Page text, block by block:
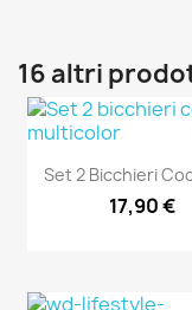
16 altri
Set 2 Bicchieri
17,90 €